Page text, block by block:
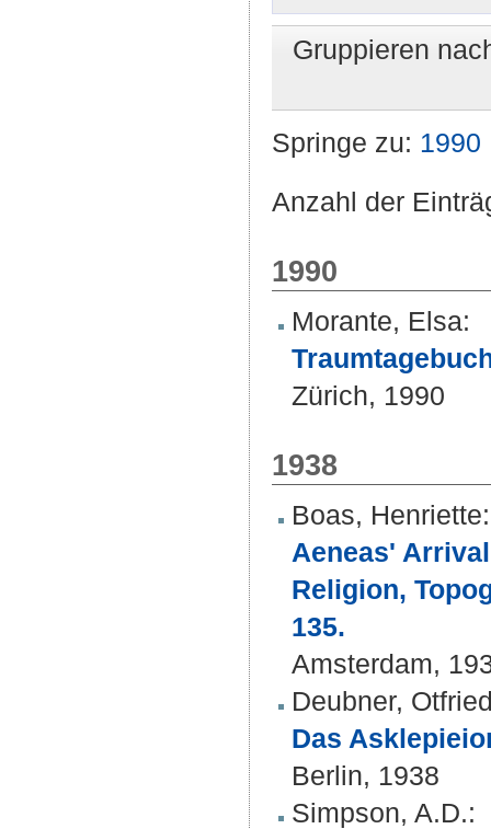
Gruppieren
Springe zu: 1990
Anzahl der
1990
Morante, Elsa:
Zürich, 1990
1938
Boas, Henriette:
Aeneas'
Religion,
135.
Amsterdam,
Deubner,
Das
Berlin, 1938
Simpson, A.D.: